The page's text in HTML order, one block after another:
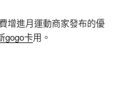
增進月運動商家發布的優
gogo卡用。